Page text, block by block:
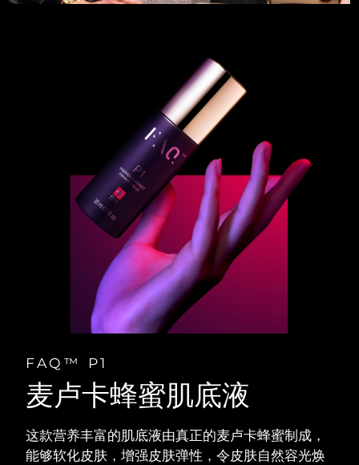
FAQ™ P1
麦卢卡蜂蜜肌底液
这款营养丰富的肌底液由真正的麦卢卡蜂蜜制成，
能够软化皮肤，增强皮肤弹性，令皮肤自然容光焕